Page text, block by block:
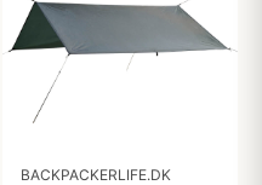
BACKPACKERLIFE.DK